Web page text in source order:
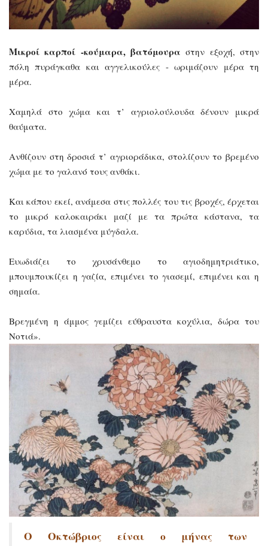
Μικροί καρποί -κούμαρα, βατόμουρα στην εξοχή, στην
πόλη πυράγκαθα και αγγελικούλες - ωριμάζουν μέρα τη
μέρα.
Χαμηλά στο χώμα και τ’ αγριολούλουδα δένουν μικρά
θαύματα.
Ανθίζουν στη δροσιά τ’ αγριοράδικα, στολίζουν το βρεμένο
χώμα με το γαλανό τους ανθάκι.
Και κάπου εκεί, ανάμεσα στις πολλές του τις βροχές, έρχεται
το μικρό καλοκαιράκι μαζί με τα πρώτα κάστανα, τα
καρύδια, τα λιασμένα μύγδαλα.
Ευωδιάζει το χρυσάνθεμο το αγιοδημητριάτικο,
μπουμπουκίζει η γαζία, επιμένει το γιασεμί, επιμένει και η
σημαία.
Βρεγμένη η άμμος γεμίζει εύθραυστα κοχύλια, δώρα του
Νοτιά».
Ο Οκτώβριος είναι ο μήνας των